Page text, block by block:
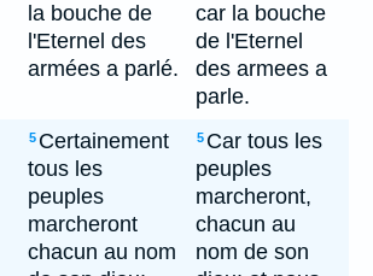
la bouche de
l'Eternel des
armées a parlé.
car la bouche
de l'Eternel
des armees a
parle.
5 Certainement
tous les
peuples
marcheront
chacun au nom
5 Car tous les
peuples
marcheront,
chacun au
nom de son